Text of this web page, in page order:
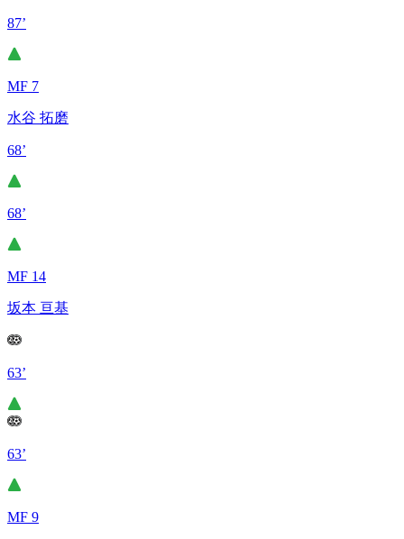
87’
MF 7
水谷 拓磨
68’
68’
MF 14
坂本 亘基
63’
63’
MF 9